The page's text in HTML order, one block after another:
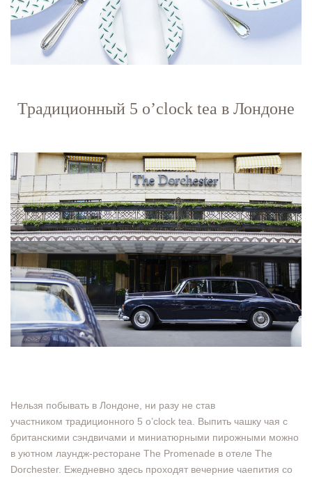
Традиционный 5 o’clock tea в Лондоне
Нельзя побывать в Лондоне, ни разу не став
участником традиционного 5 o’clock tea. Выпить чашку чая с
британскими сэндвичами и миниатюрными пирожными можно
в уютном лаундж-ресторане The Promenade в отеле The
Dorchester. Ежедневно здесь проходят вечерние чаепития со